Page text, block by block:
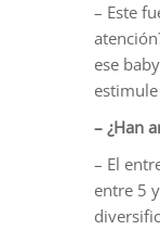
– Este
ese
– ¿Han
– El
entre 5